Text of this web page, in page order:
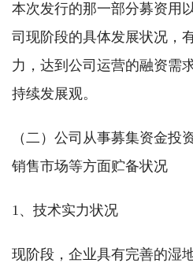
本次发行的那一部分募资用
司现阶段的具体发展状况，
力，达到公司运营的融资需
持续发展观。
（二）公司从事募集资金投
销售市场等方面贮备状况
1、技术实力状况
现阶段，企业具有完善的湿